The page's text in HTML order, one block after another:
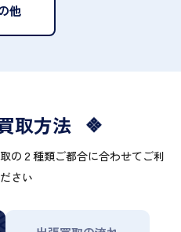
他
取方法
の２種類ご都合に合わせてご利
さい